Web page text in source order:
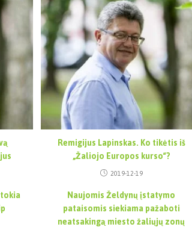
Remigijus Lapinskas. Ko tikėtis iš
„Žaliojo Europos kurso“?
2019-12-19
Naujomis Želdynų įstatymo
pataisomis siekiama pažaboti
neatsakingą miesto žaliųjų zonų